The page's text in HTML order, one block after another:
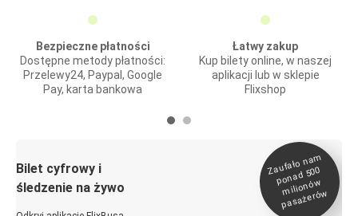
Bezpieczne płatności
Dostępne metody płatności:
Przelewy24, Paypal, Google
Pay, karta bankowa
Łatwy zakup
Kup bilety online, w naszej
aplikacji lub w sklepie
Flixshop
Bilet cyfrowy i
śledzenie na żywo
Zaufało na
m
ponad 500
milionó
w
pasażeró
w